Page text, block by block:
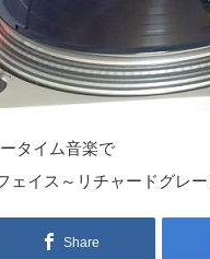
タイム音楽で
ェイス～リチャードグレ
Share